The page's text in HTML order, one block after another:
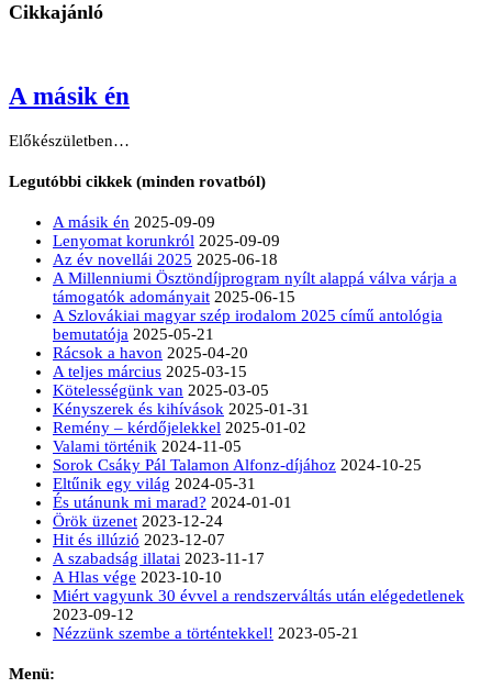
Cikkajánló
A másik én
Előkészületben…
Legutóbbi cikkek (minden rovatból)
A másik én 2025-09-09
Lenyomat korunkról 2025-09-09
Az év novellái 2025 2025-06-18
A Millenniumi Ösztöndíjprogram nyílt alappá válva várja a
támogatók adományait 2025-06-15
A Szlovákiai magyar szép irodalom 2025 című antológia
bemutatója 2025-05-21
Rácsok a havon 2025-04-20
A teljes március 2025-03-15
Kötelességünk van 2025-03-05
Kényszerek és kihívások 2025-01-31
Remény – kérdőjelekkel 2025-01-02
Valami történik 2024-11-05
Sorok Csáky Pál Talamon Alfonz-díjához 2024-10-25
Eltűnik egy világ 2024-05-31
És utánunk mi marad? 2024-01-01
Örök üzenet 2023-12-24
Hit és illúzió 2023-12-07
A szabadság illatai 2023-11-17
A Hlas vége 2023-10-10
Miért vagyunk 30 évvel a rendszerváltás után elégedetlenek
2023-09-12
Nézzünk szembe a történtekkel! 2023-05-21
Menü: